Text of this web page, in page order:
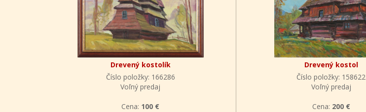
Drevený kostolík
Číslo položky: 166286
Voľný predaj
Cena: 100 €
Drevený kostol
Číslo položky: 158622
Voľný predaj
Cena: 200 €